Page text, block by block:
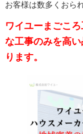
お客様は数多くおら
ワイユーまごこ
な工事のみを高
ります。